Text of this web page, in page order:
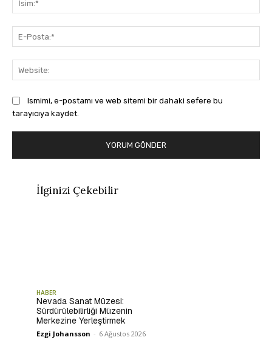
Ismimi, e-postamı ve web sitemi bir dahaki sefere bu
tarayıcıya kaydet.
İlginizi Çekebilir
HABER
Nevada Sanat Müzesi:
Sürdürülebilirliği Müzenin
Merkezine Yerleştirmek
Ezgi Johansson - 6 Ağustos 2026